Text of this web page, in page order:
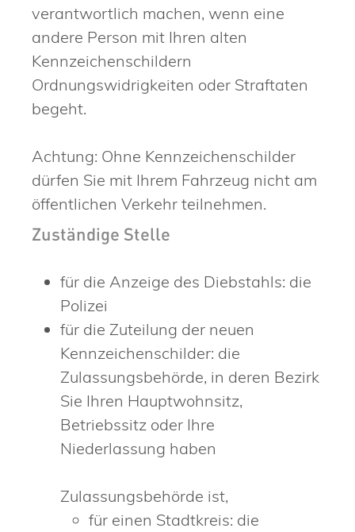
verantwortlich machen, wenn eine
andere Person mit Ihren alten
Kennzeichenschildern
Ordnungswidrigkeiten oder Straftaten
begeht.
Achtung: Ohne Kennzeichenschilder
dürfen Sie mit Ihrem Fahrzeug nicht am
öffentlichen Verkehr teilnehmen.
Zuständige Stelle
für die Anzeige des Diebstahls: die
Polizei
für die Zuteilung der neuen
Kennzeichenschilder: die
Zulassungsbehörde, in deren Bezirk
Sie Ihren Hauptwohnsitz,
Betriebssitz oder Ihre
Niederlassung haben
Zulassungsbehörde ist,
für einen Stadtkreis: die